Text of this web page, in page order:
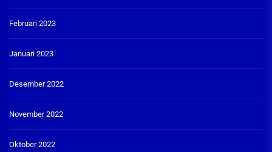
Februari 2023
Januari 2023
Desember 2022
November 2022
Oktober 2022